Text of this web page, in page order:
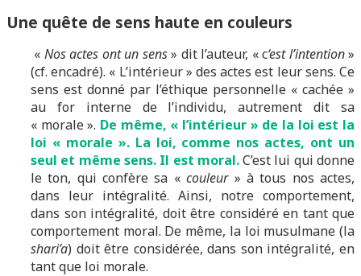
Une quête de sens haute en couleurs
« Nos actes ont un sens» dit l’auteur, « c‘est l’intention»
(cf. encadré). « L’intérieur » des actes est leur sens. Ce
sens est donné par l’éthique personnelle « cachée »
au for interne de l’individu, autrement dit sa
« morale ». De même, « l’intérieur » de la loi est la
loi « morale ». La loi, comme nos actes, ont un
seul et même sens. Il est moral.C’est lui qui donne
le ton, qui confère sa «couleur» à tous nos actes,
dans leur intégralité. Ainsi, notre comportement,
dans son intégralité, doit être considéré en tant que
comportement moral. De même, la loi musulmane (la
shari’a) doit être considérée, dans son intégralité, en
tant que loi morale.